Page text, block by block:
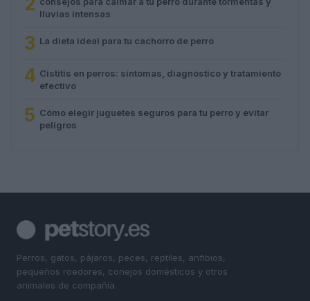
lluvias intensas
3 La dieta ideal para tu cachorro de perro
4 Cistitis en perros: síntomas, diagnóstico y tratamiento
efectivo
5 Cómo elegir juguetes seguros para tu perro y evitar
peligros
Perros, gatos, pájaros, peces, reptiles, anfibios,
pequeños roedores, conejos domésticos y otros
animales de compañía.